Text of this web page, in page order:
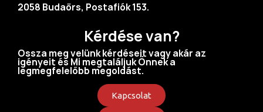
2058 Budaörs, Postafiók 153.
Kérdése van?
Ossza meg velünk kérdéseit vagy akár az
igényeit és Mi megtaláljuk Önnek a
legmegfelelőbb megoldást.
Kapcsolat